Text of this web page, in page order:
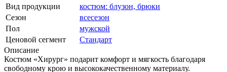
Вид продукции
костюм: блузон, брюки
Сезон
всесезон
Пол
мужской
Ценовой сегмент
Стандарт
Описание
Костюм «Хирург» подарит комфорт и мягкость благодаря
свободному крою и высококачественному материалу.